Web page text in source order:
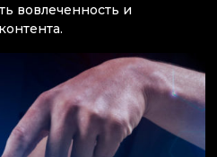
вовлеченность и